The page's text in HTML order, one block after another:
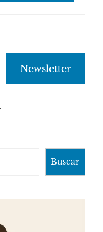
Newsletter
Buscar